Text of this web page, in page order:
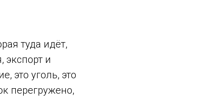
туда идёт,
и
это уголь, это
перегружено,